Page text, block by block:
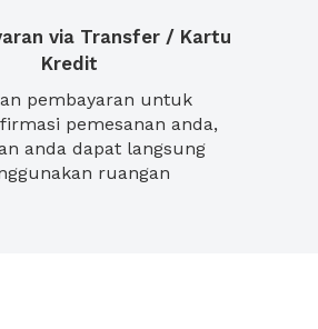
via Transfer / Kartu
Kredit
pembayaran untuk
pemesanan anda,
anda dapat langsung
ruangan